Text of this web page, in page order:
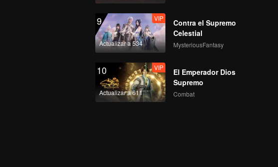
9
Actualizar a 534
VIP
Contra el Supremo
Celestial
MysteriousFantasy
10
Actualizar a 611
VIP
El Emperador Dios
Supremo
Combat